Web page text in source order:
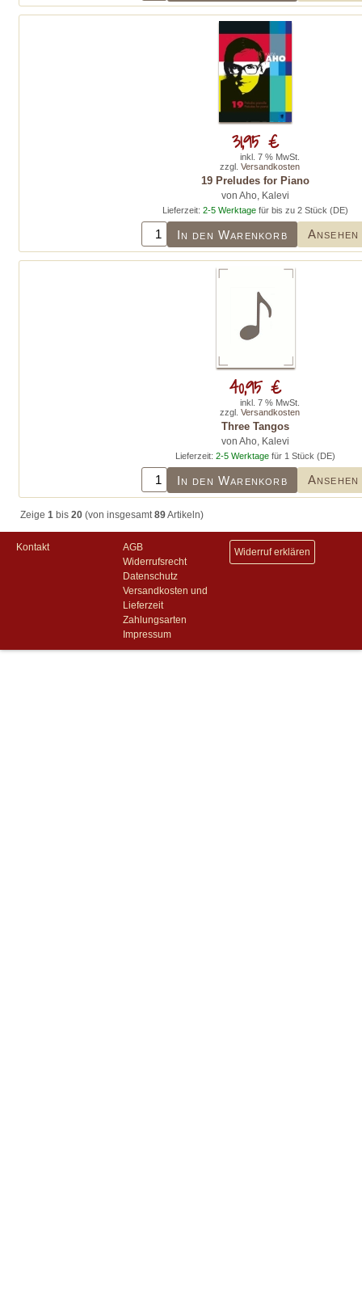
19 Preludes for Piano
von Aho, Kalevi
Lieferzeit: 2-5 Werktagefür bis zu 2 Stück (DE)
In den Warenkorb Ansehen
31,95 €
inkl. 7 % MwSt.
zzgl. Versandkosten
Three Tangos
von Aho, Kalevi
Lieferzeit: 2-5 Werktagefür 1 Stück (DE)
In den Warenkorb Ansehen
40,95 €
inkl. 7 % MwSt.
zzgl. Versandkosten
Zeige 1 bis 20 (von insgesamt89Artikeln)
Kontakt
AGB
Widerrufsrecht
Datenschutz
Versandkosten und
Lieferzeit
Zahlungsarten
Impressum
Widerruf erklären